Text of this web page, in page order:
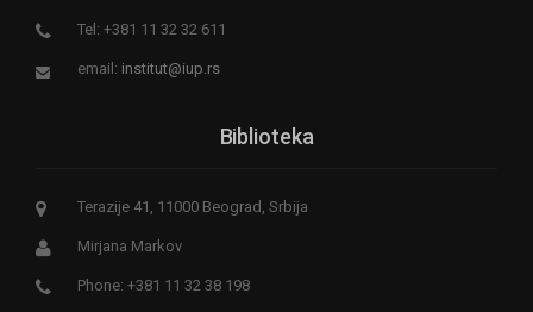
Tel: +381 11 32 32 611
email: institut@iup.rs
Biblioteka
Terazije 41, 11000 Beograd, Srbija
Mirjana Markov
Phone: +381 11 32 38 198